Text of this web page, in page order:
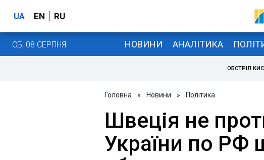
UA EN RU
СБ, 08 СЕРПНЯ НОВИНИ АНАЛІТИКА
ОБСТРІЛ
Головна » Новини » Політика
Швеція не
України по РФ